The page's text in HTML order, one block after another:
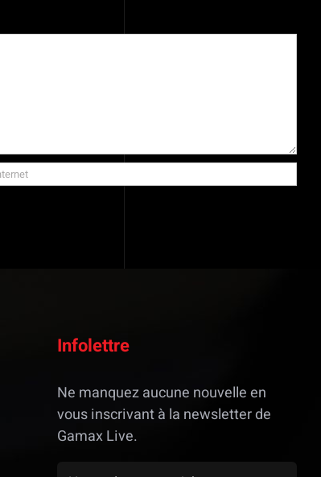
Infolettre
Ne manquez aucune nouvelle en
vous inscrivant à la newsletter de
Gamax Live.